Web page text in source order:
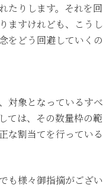
たりします。それを回
ますけれども、こうし
をどう回避していくの
対象となっているすべ
ては、その数量枠の範
な割当てを行っている
も様々御指摘がござい